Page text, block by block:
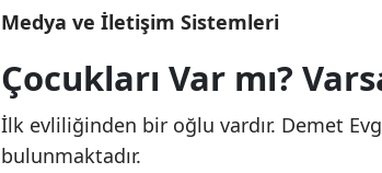
Medya ve İletişim Sistemleri
Çocukları Var mı?
İlk evliliğinden bir oğlu vardır. Demet
bulunmaktadır.